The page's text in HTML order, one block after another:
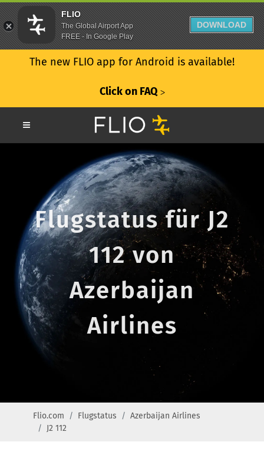
The new FLIO app for Android is available!
Click on FAQ ᐳ
Flugstatus für J2
112 von
Azerbaijan
Airlines
Flio.com Flugstatus
Azerbaijan Airlines
J2 112
FLIO
The Global Airport App
FREE - In Google Play
DOWNLOAD